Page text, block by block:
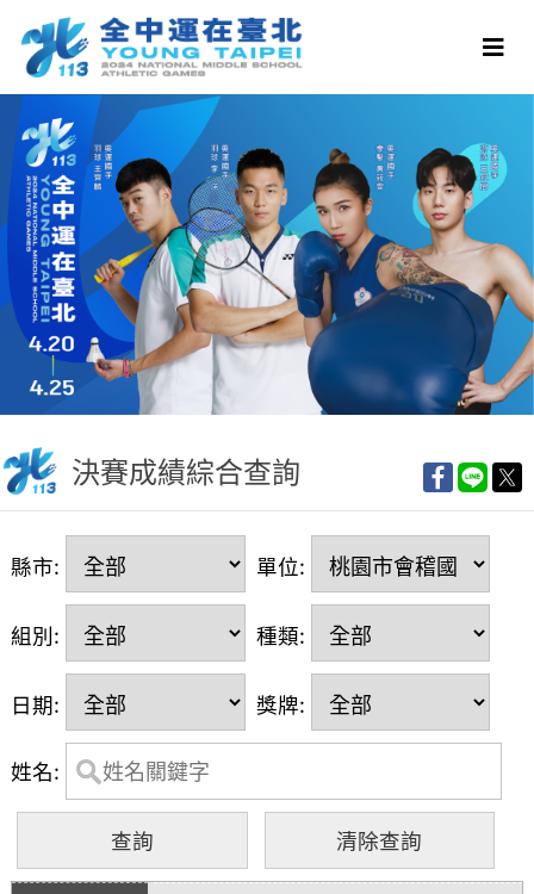
決賽成績綜合查詢
縣市: 單位:
組別: 種類:
日期: 獎牌:
姓名: